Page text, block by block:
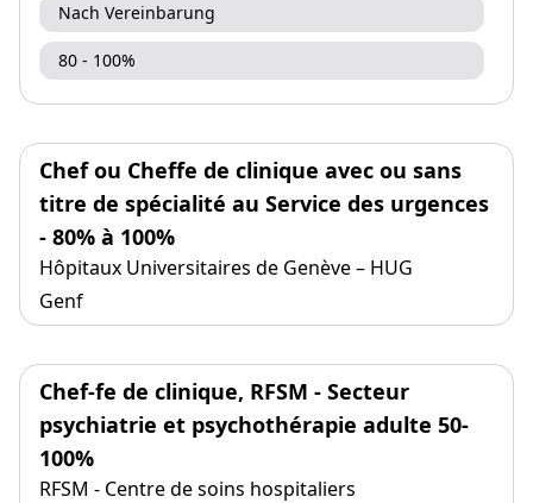
Nach Vereinbarung
80 - 100%
Chef ou Cheffe de clinique avec ou sans
titre de spécialité au Service des urgences
- 80% à 100%
Hôpitaux Universitaires de Genève – HUG
Genf
Chef-fe de clinique, RFSM - Secteur
psychiatrie et psychothérapie adulte 50-
100%
RFSM - Centre de soins hospitaliers